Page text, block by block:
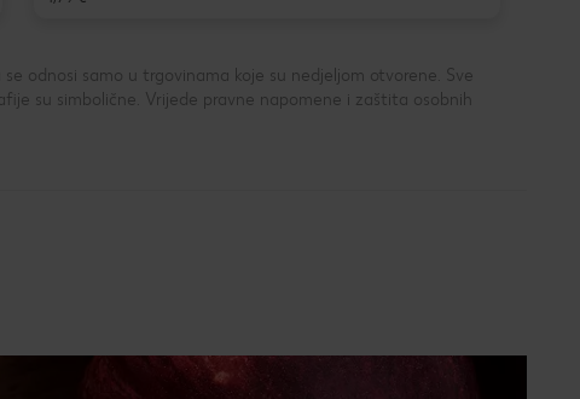
odnosi samo u trgovinama koje su nedjeljom otvorene. Sve
su simbolične. Vrijede pravne napomene i zaštita osobnih